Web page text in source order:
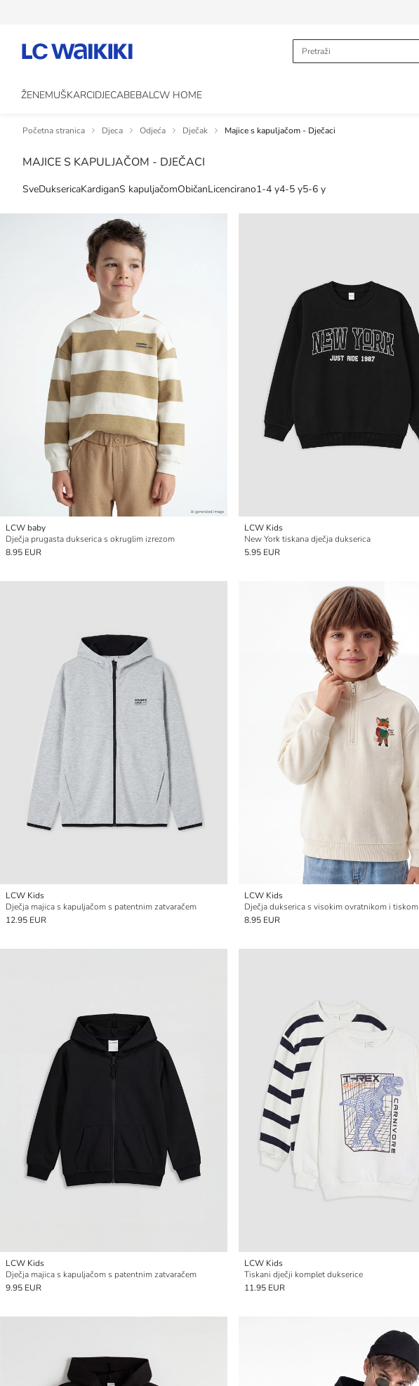
ŽENEMUŠKARCIDJECABEBALCW HOME
Početna stranica Djeca Odjeća Dječak Majice s kapuljačom - Dječaci
MAJICE S KAPULJAČOM - DJEČACI
SveDuksericaKardiganS kapuljačomObičanLicencirano1-4 y4-5 y5-6 y
LCW baby
Dječja prugasta dukserica s okruglim izrezom
8.95 EUR
LCW Kids
New York tiskana dječja dukserica
5.95 EUR
LCW Kids
Dječja majica s kapuljačom s patentnim zatvaračem
12.95 EUR
LCW Kids
Dječja dukserica s visokim ovratnikom i tiskom
8.95 EUR
LCW Kids
Dječja majica s kapuljačom s patentnim zatvaračem
9.95 EUR
LCW Kids
Tiskani dječji komplet dukserice
11.95 EUR